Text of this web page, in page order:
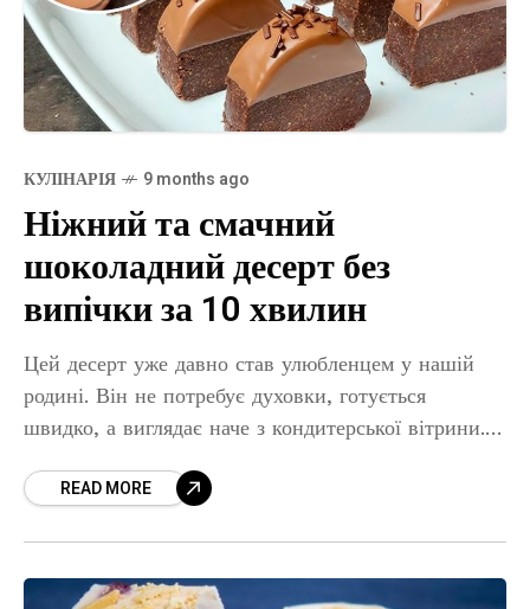
КУЛІНАРІЯ 9 months ago
Ніжний та смачний
шоколадний десерт без
випічки за 10 хвилин
Цей десерт уже давно став улюбленцем у нашій
родині. Він не потребує духовки, готується
швидко, а виглядає наче з кондитерської вітрини.
Цукрова пудра
READ MORE